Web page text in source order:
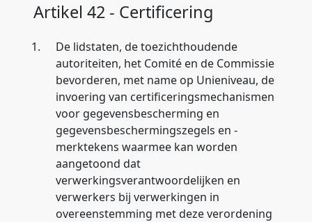
Artikel 42 - Certificering
1.
De lidstaten, de toezichthoudende
autoriteiten, het Comité en de Commissie
bevorderen, met name op Unieniveau, de
invoering van certificeringsmechanismen
voor gegevensbescherming en
gegevensbeschermingszegels en -
merktekens waarmee kan worden
aangetoond dat
verwerkingsverantwoordelijken en
verwerkers bij verwerkingen in
overeenstemming met deze verordening